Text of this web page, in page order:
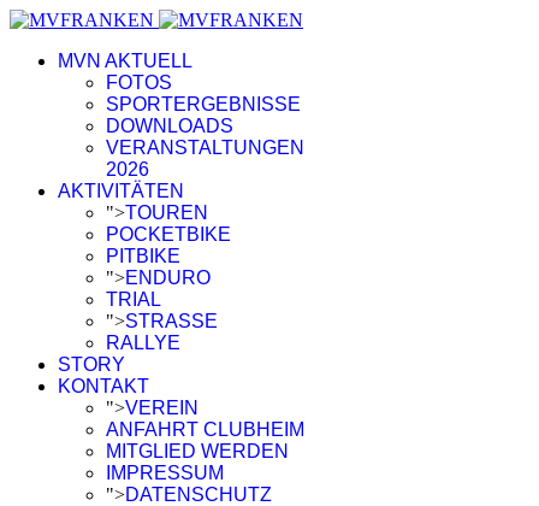
MVN AKTUELL
FOTOS
SPORTERGEBNISSE
DOWNLOADS
VERANSTALTUNGEN
2026
AKTIVITÄTEN
">TOUREN
POCKETBIKE
PITBIKE
">ENDURO
TRIAL
">STRASSE
RALLYE
STORY
KONTAKT
">VEREIN
ANFAHRT CLUBHEIM
MITGLIED WERDEN
IMPRESSUM
">DATENSCHUTZ